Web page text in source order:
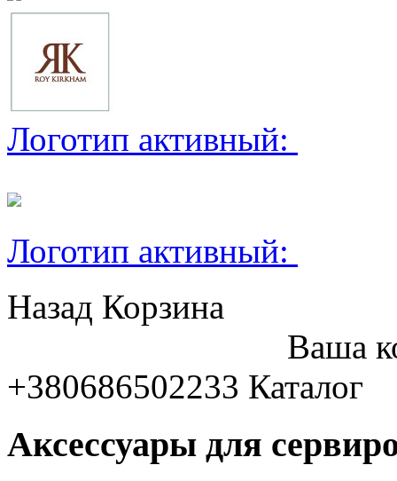
Логотип активный:
Логотип активный:
Назад Корзина
Ваша
+380686502233 Каталог
Аксессуары для